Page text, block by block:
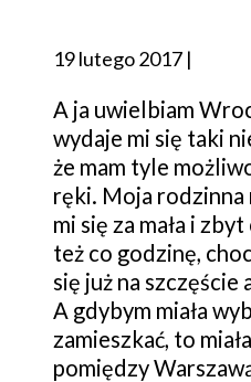
19 lutego 2017 |
A ja uwielbiam
wydaje mi się taki
że mam tyle
ręki. Moja rodzinna
mi się za mała i
też co godzinę,
się już na
A gdybym miała
zamieszkać, to
pomiędzy